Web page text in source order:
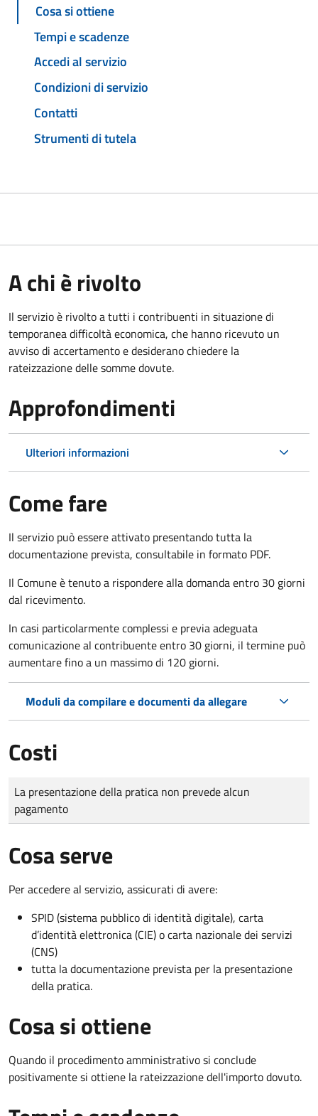
Cosa si ottiene
Tempi e scadenze
Accedi al servizio
Condizioni di servizio
Contatti
Strumenti di tutela
A chi è rivolto
Il servizio è rivolto a tutti i contribuenti in situazione di
temporanea difficoltà economica, che hanno ricevuto un
avviso di accertamento e desiderano chiedere la
rateizzazione delle somme dovute.
Approfondimenti
Ulteriori informazioni
Come fare
Il servizio può essere attivato presentando tutta la
documentazione prevista, consultabile in formato PDF.
Il Comune è tenuto a rispondere alla domanda entro 30 giorni
dal ricevimento.
In casi particolarmente complessi e previa adeguata
comunicazione al contribuente entro 30 giorni, il termine può
aumentare fino a un massimo di 120 giorni.
Moduli da compilare e documenti da allegare
Costi
Tipo di pagamento
Importo
La presentazione della pratica non prevede alcun
pagamento
Cosa serve
Per accedere al servizio, assicurati di avere:
SPID (sistema pubblico di identità digitale), carta
d’identità elettronica (CIE) o carta nazionale dei servizi
(CNS)
tutta la documentazione prevista per la presentazione
della pratica.
Cosa si ottiene
Quando il procedimento amministrativo si conclude
positivamente si ottiene la rateizzazione dell'importo dovuto.